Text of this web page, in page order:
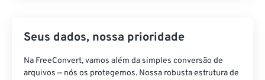
Seus dados, nossa prioridade
Na FreeConvert, vamos além da simples conversão de
arquivos — nós os protegemos. Nossa robusta estrutura de